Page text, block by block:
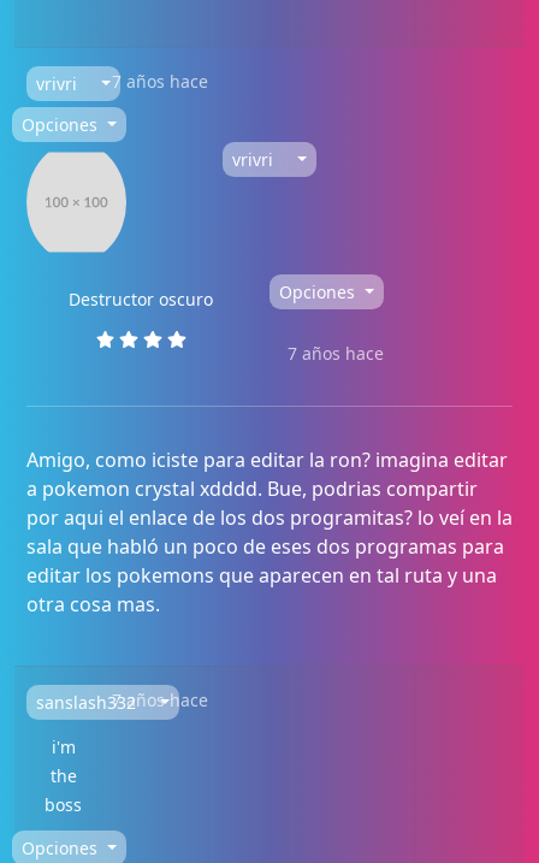
vrivri
7 años hace
Opciones
vrivri
Destructor oscuro Opciones
7 años hace
Amigo, como iciste para editar la ron? imagina editar
a pokemon crystal xdddd. Bue, podrias compartir
por aqui el enlace de los dos programitas? lo veí en la
sala que habló un poco de eses dos programas para
editar los pokemons que aparecen en tal ruta y una
otra cosa mas.
sanslash332
i'm
the
boss
7 años hace
Opciones